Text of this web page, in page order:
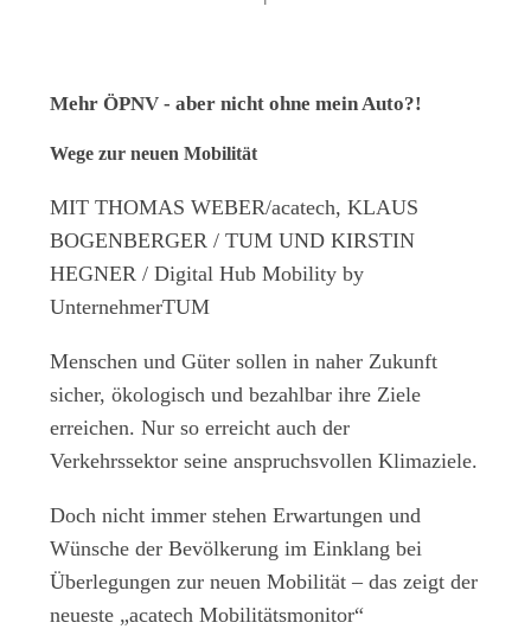
Mehr ÖPNV - aber nicht ohne mein Auto?!
Wege zur neuen Mobilität
MIT THOMAS WEBER/acatech, KLAUS
BOGENBERGER / TUM UND KIRSTIN
HEGNER / Digital Hub Mobility by
UnternehmerTUM
Menschen und Güter sollen in naher Zukunft
sicher, ökologisch und bezahlbar ihre Ziele
erreichen. Nur so erreicht auch der
Verkehrssektor seine anspruchsvollen Klimaziele.
Doch nicht immer stehen Erwartungen und
Wünsche der Bevölkerung im Einklang bei
Überlegungen zur neuen Mobilität – das zeigt der
neueste „acatech Mobilitätsmonitor“